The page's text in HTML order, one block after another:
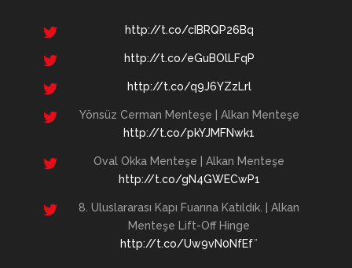
http://t.co/cIBRQP26Bq
http://t.co/eGuBOlLFqP
http://t.co/q9J6YZzLrl
Yönsüz Cerman Menteşe | Alkan Menteşe
http://t.co/pkYJMFNwk1
Oval Okka Menteşe | Alkan Menteşe
http://t.co/gN4GWECwP1
8. Uluslararası Kapı Fuarına Katıldık. | Alkan
Menteşe Lift-Off Hinge
http://t.co/Uw9vN0NfEf”